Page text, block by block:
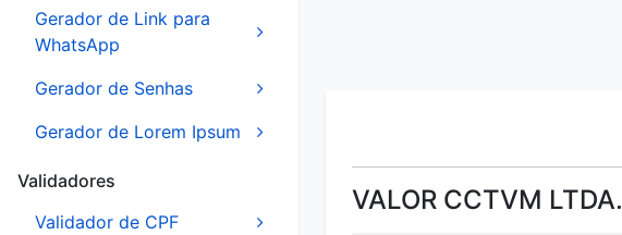
Gerador de Link para
WhatsApp
Gerador de Senhas
Gerador de Lorem Ipsum
Validadores
Validador de CPF
VALOR CCTVM LTDA.